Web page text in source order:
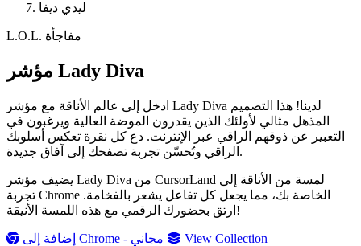
ليدي ديفا
L.O.L. مفاجأة
مؤشر Lady Diva
ادخل إلى عالم الأناقة مع مؤشر Lady Diva لدينا! هذا التصميم
المذهل مثالي لأولئك الذين يقدرون الموضة العالية ويرغبون في
التعبير عن ذوقهم الراقي عبر الإنترنت. دع كل نقرة تعكس أسلوبك
الراقي وتُحسّن تجربة تصفحك إلى آفاق جديدة.
يضيف مؤشر Lady Diva من CursorLand لمسة من الأناقة إلى
تجربة Chrome الخاصة بك، مما يجعل كل تفاعل يشعر بالفخامة.
ارتق بحضورك الرقمي مع هذه اللمسة الأنيقة!
View Collection